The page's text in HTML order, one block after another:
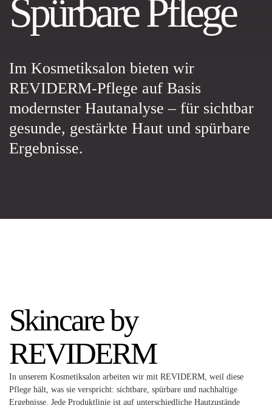
SpürbarePflege
Im Kosmetiksalon bieten wir
REVIDERM-Pflege auf Basis
modernster Hautanalyse – für sichtbar
gesunde, gestärkte Haut und spürbare
Ergebnisse.
Skincare by
REVIDERM
In unserem Kosmetiksalon arbeiten wir mit REVIDERM, weil diese
Pflege hält, was sie verspricht: sichtbare, spürbare und nachhaltige
Ergebnisse. Jede Produktlinie ist auf unterschiedliche Hautzustände